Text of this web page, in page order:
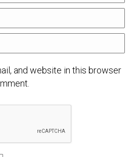
and website in this browser